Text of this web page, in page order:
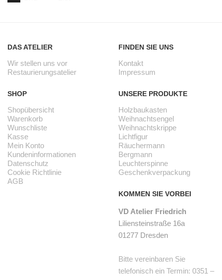
DAS ATELIER
Wir stellen uns vor
Restaurierungsatelier
SHOP
Shopübersicht
Warenkorb
Wunschliste
Kasse
Mein Konto
Kundeninformationen
Datenschutz
Cookie Richtlinie
AGB
FINDEN SIE UNS
Kontakt
Impressum
UNSERE PRODUKTE
Holzbaukasten
Weihnachtsengel
Weihnachtskrippe
Lichtfigur
Räuchermann
Bergmann
Leuchterspinne
Geschenkverpackung
KOMMEN SIE VORBEI
VD Atelier Friedrich
Liliensteinstraße 16a
01277 Dresden
Bitte vereinbaren Sie
telefonisch ein Termin: 0351 –